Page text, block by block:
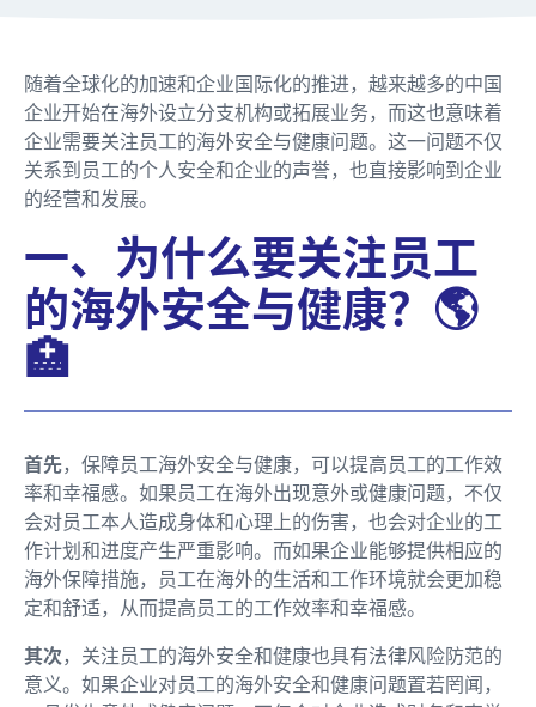
随着全球化的加速和企业国际化的推进，越来越多的中国
企业开始在海外设立分支机构或拓展业务，而这也意味着
企业需要关注员工的海外安全与健康问题。这一问题不仅
关系到员工的个人安全和企业的声誉，也直接影响到企业
的经营和发展。
一、为什么要关注员工
的海外安全与健康？🌎
🏥
首先，保障员工海外安全与健康，可以提高员工的工作效
率和幸福感。如果员工在海外出现意外或健康问题，不仅
会对员工本人造成身体和心理上的伤害，也会对企业的工
作计划和进度产生严重影响。而如果企业能够提供相应的
海外保障措施，员工在海外的生活和工作环境就会更加稳
定和舒适，从而提高员工的工作效率和幸福感。
其次 ，关注员工的海外安全和健康也具有法律风险防范的
意义。如果企业对员工的海外安全和健康问题置若罔闻，